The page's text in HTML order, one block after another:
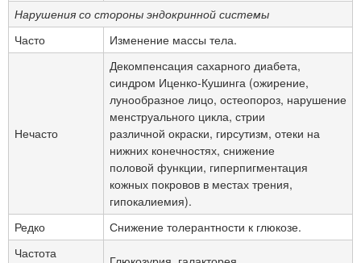
Нарушения со стороны эндокринной системы
Часто
Изменение массы тела.
Нечасто
Декомпенсация сахарного диабета,
синдром Иценко-Кушинга (ожирение,
лунообразное лицо, остеопороз, нарушение
менструального цикла, стрии
различной окраски, гирсутизм, отеки на
нижних конечностях, снижение
половой функции, гиперпигментация
кожных покровов в местах трения,
гипокалиемия).
Редко
Снижение толерантности к глюкозе.
Частота